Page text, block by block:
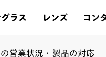
ラス レンズ コン
営業状況・製品の対応